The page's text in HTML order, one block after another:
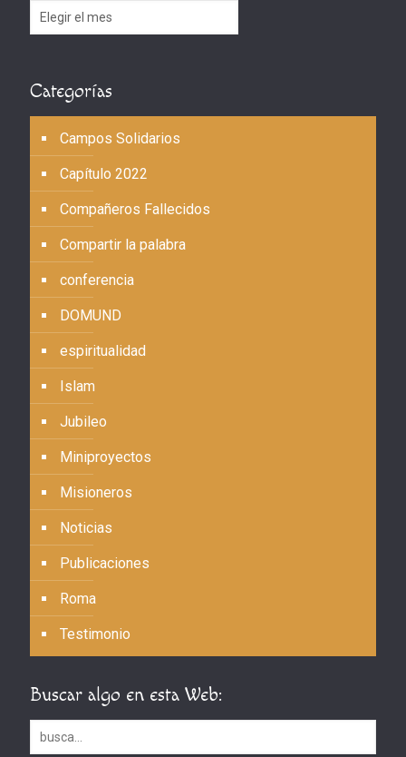
Archivos
Categorías
Campos Solidarios
Capítulo 2022
Compañeros Fallecidos
Compartir la palabra
conferencia
DOMUND
espiritualidad
Islam
Jubileo
Miniproyectos
Misioneros
Noticias
Publicaciones
Roma
Testimonio
Buscar algo en esta Web: